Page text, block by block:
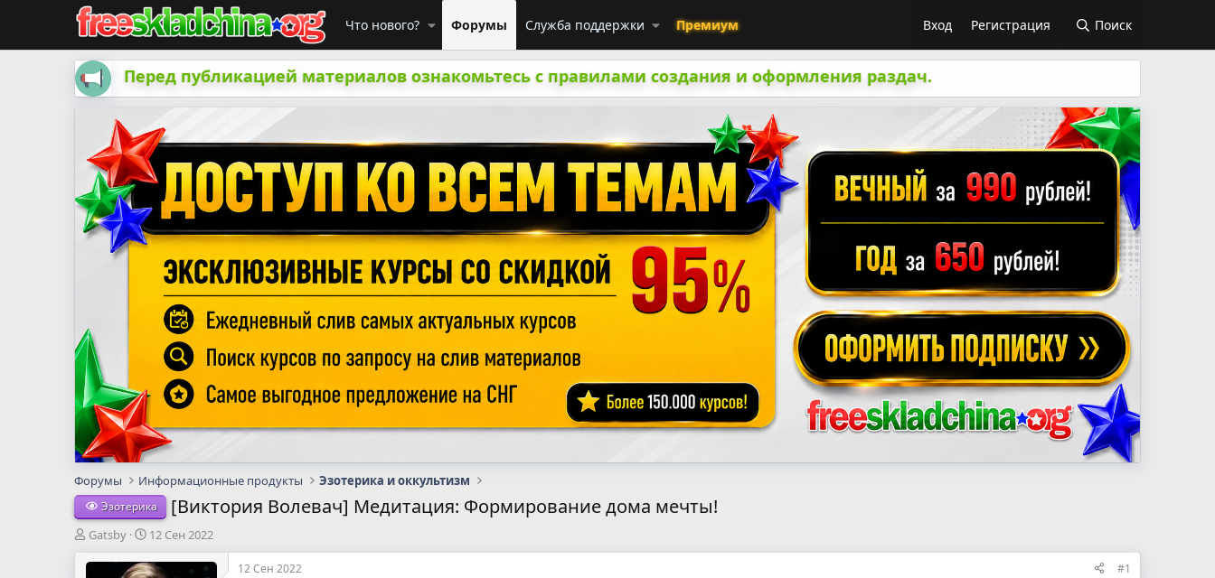
Что нового? Форумы Служба поддержки Премиум Вход Регистрация Поиск
Перед публикацией материалов ознакомьтесь с правилами создания и оформления раздач.
Форумы Информационные продукты Эзотерика и оккультизм
Эзотерика [Виктория Волевач] Медитация: Формирование дома мечты!
А
т
Gatsby
Д
т
12 Сен 2022
12 Сен 2022 #1